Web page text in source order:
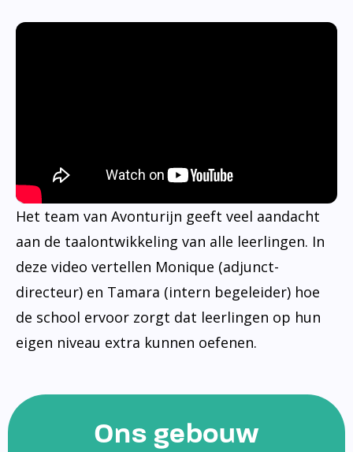
Het team van Avonturijn geeft veel aandacht
aan de taalontwikkeling van alle leerlingen. In
deze video vertellen Monique (adjunct-
directeur) en Tamara (intern begeleider) hoe
de school ervoor zorgt dat leerlingen op hun
eigen niveau extra kunnen oefenen.
Ons gebouw